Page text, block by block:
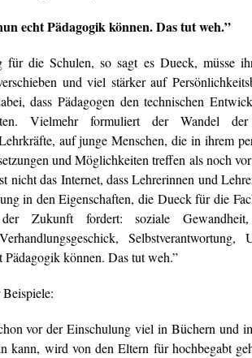
echt Pädagogik können. Das tut weh.”
für die Schulen, so sagt es Dueck, müsse
und viel stärker auf
dass Pädagogen den technischen
Vielmehr formuliert der Wandel der
auf junge Menschen, die in ihrem
und Möglichkeiten treffen als noch
nicht das Internet, dass Lehrerinnen und
in den Eigenschaften, die Dueck für die
Zukunft fordert: soziale
Pädagogik können. Das tut weh.”
vor der Einschulung viel in Büchern und
kann, wird von den Eltern für hochbegabt